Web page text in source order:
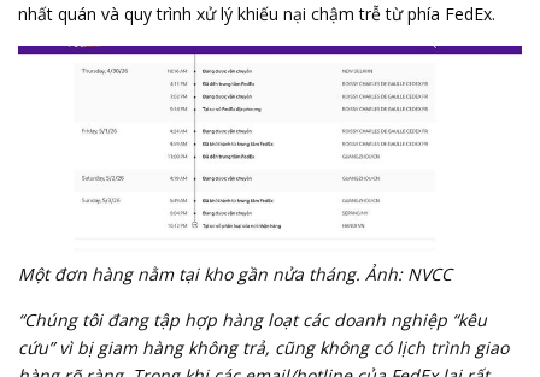
nhất quán và quy trình xử lý khiếu nại chậm trễ từ phía FedEx.
Một đơn hàng nằm tại kho gần nửa tháng. Ảnh: NVCC
“Chúng tôi đang tập hợp hàng loạt các doanh nghiệp “kêu
cứu” vì bị giam hàng không trả, cũng không có lịch trình giao